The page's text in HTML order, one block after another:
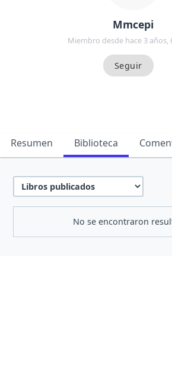
Mmcepi
Miembro desde hace 3 años,
Resumen Biblioteca
No se encontraron